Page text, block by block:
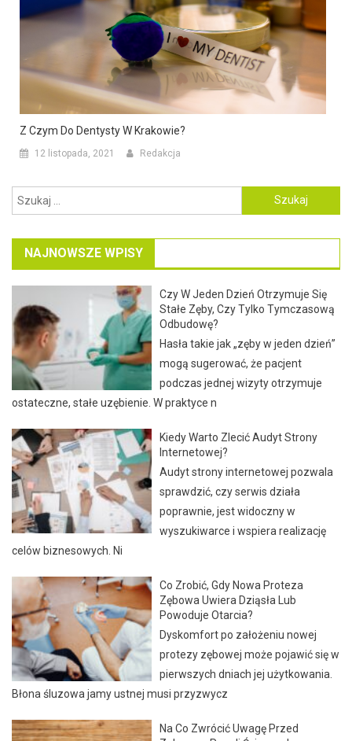
Z Czym Do Dentysty W Krakowie?
12 listopada, 2021 Redakcja
Szukaj:
NAJNOWSZE WPISY
Czy W Jeden Dzień Otrzymuje Się
Stałe Zęby, Czy Tylko Tymczasową
Odbudowę?
Hasła takie jak „zęby w jeden dzień”
mogą sugerować, że pacjent
podczas jednej wizyty otrzymuje
ostateczne, stałe uzębienie. W praktyce n
Kiedy Warto Zlecić Audyt Strony
Internetowej?
Audyt strony internetowej pozwala
sprawdzić, czy serwis działa
poprawnie, jest widoczny w
wyszukiwarce i wspiera realizację
celów biznesowych. Ni
Co Zrobić, Gdy Nowa Proteza
Zębowa Uwiera Dziąsła Lub
Powoduje Otarcia?
Dyskomfort po założeniu nowej
protezy zębowej może pojawić się w
pierwszych dniach jej użytkowania.
Błona śluzowa jamy ustnej musi przyzwycz
Na Co Zwrócić Uwagę Przed